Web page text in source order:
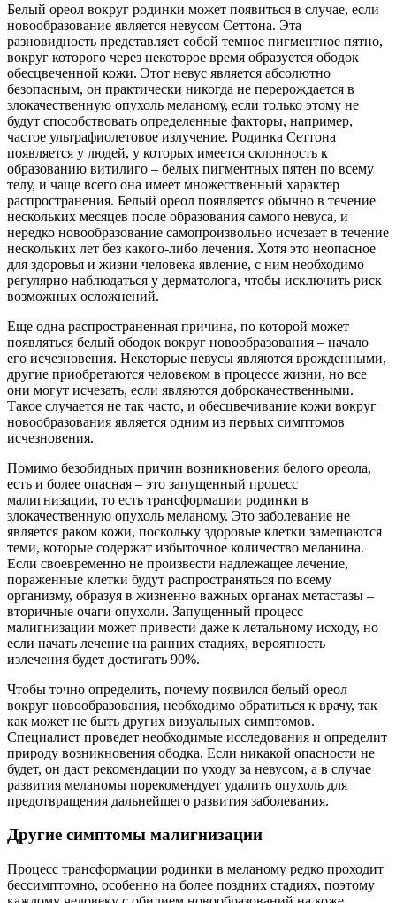
Белый ореол вокруг родинки может появиться в случае, если
новообразование является невусом Сеттона. Эта
разновидность представляет собой темное пигментное пятно,
вокруг которого через некоторое время образуется ободок
обесцвеченной кожи. Этот невус является абсолютно
безопасным, он практически никогда не перерождается в
злокачественную опухоль меланому, если только этому не
будут способствовать определенные факторы, например,
частое ультрафиолетовое излучение. Родинка Сеттона
появляется у людей, у которых имеется склонность к
образованию витилиго – белых пигментных пятен по всему
телу, и чаще всего она имеет множественный характер
распространения. Белый ореол появляется обычно в течение
нескольких месяцев после образования самого невуса, и
нередко новообразование самопроизвольно исчезает в течение
нескольких лет без какого-либо лечения. Хотя это неопасное
для здоровья и жизни человека явление, с ним необходимо
регулярно наблюдаться у дерматолога, чтобы исключить риск
возможных осложнений.
Еще одна распространенная причина, по которой может
появляться белый ободок вокруг новообразования – начало
его исчезновения. Некоторые невусы являются врожденными,
другие приобретаются человеком в процессе жизни, но все
они могут исчезать, если являются доброкачественными.
Такое случается не так часто, и обесцвечивание кожи вокруг
новообразования является одним из первых симптомов
исчезновения.
Помимо безобидных причин возникновения белого ореола,
есть и более опасная – это запущенный процесс
малигнизации, то есть трансформации родинки в
злокачественную опухоль меланому. Это заболевание не
является раком кожи, поскольку здоровые клетки замещаются
теми, которые содержат избыточное количество меланина.
Если своевременно не произвести надлежащее лечение,
пораженные клетки будут распространяться по всему
организму, образуя в жизненно важных органах метастазы –
вторичные очаги опухоли. Запущенный процесс
малигнизации может привести даже к летальному исходу, но
если начать лечение на ранних стадиях, вероятность
излечения будет достигать 90%.
Чтобы точно определить, почему появился белый ореол
вокруг новообразования, необходимо обратиться к врачу, так
как может не быть других визуальных симптомов.
Специалист проведет необходимые исследования и определит
природу возникновения ободка. Если никакой опасности не
будет, он даст рекомендации по уходу за невусом, а в случае
развития меланомы порекомендует удалить опухоль для
предотвращения дальнейшего развития заболевания.
Другие симптомы малигнизации
Процесс трансформации родинки в меланому редко проходит
бессимптомно, особенно на более поздних стадиях, поэтому